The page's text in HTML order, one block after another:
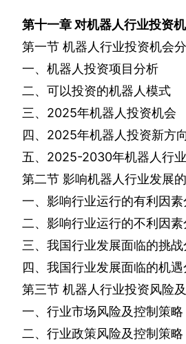
第十一章 对机器人行业投资
第一节 机器人行业投资机会
一、机器人投资项目分析
二、可以投资的机器人模式
三、 2025年机器人投资机会
四、 2025年机器人投资新方向
五、 2025-2030年机器人行
第二节 影响机器人行业发展
一、影响行业运行的有利因
二、影响行业运行的不利因
三、我国行业发展面临的挑
四、我国行业发展面临的机
第三节 机器人行业投资风险
一、行业市场风险及控制策略
二、行业政策风险及控制策略